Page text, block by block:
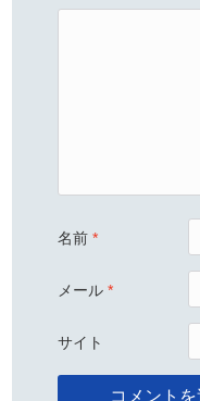
名前*
メール*
サイト